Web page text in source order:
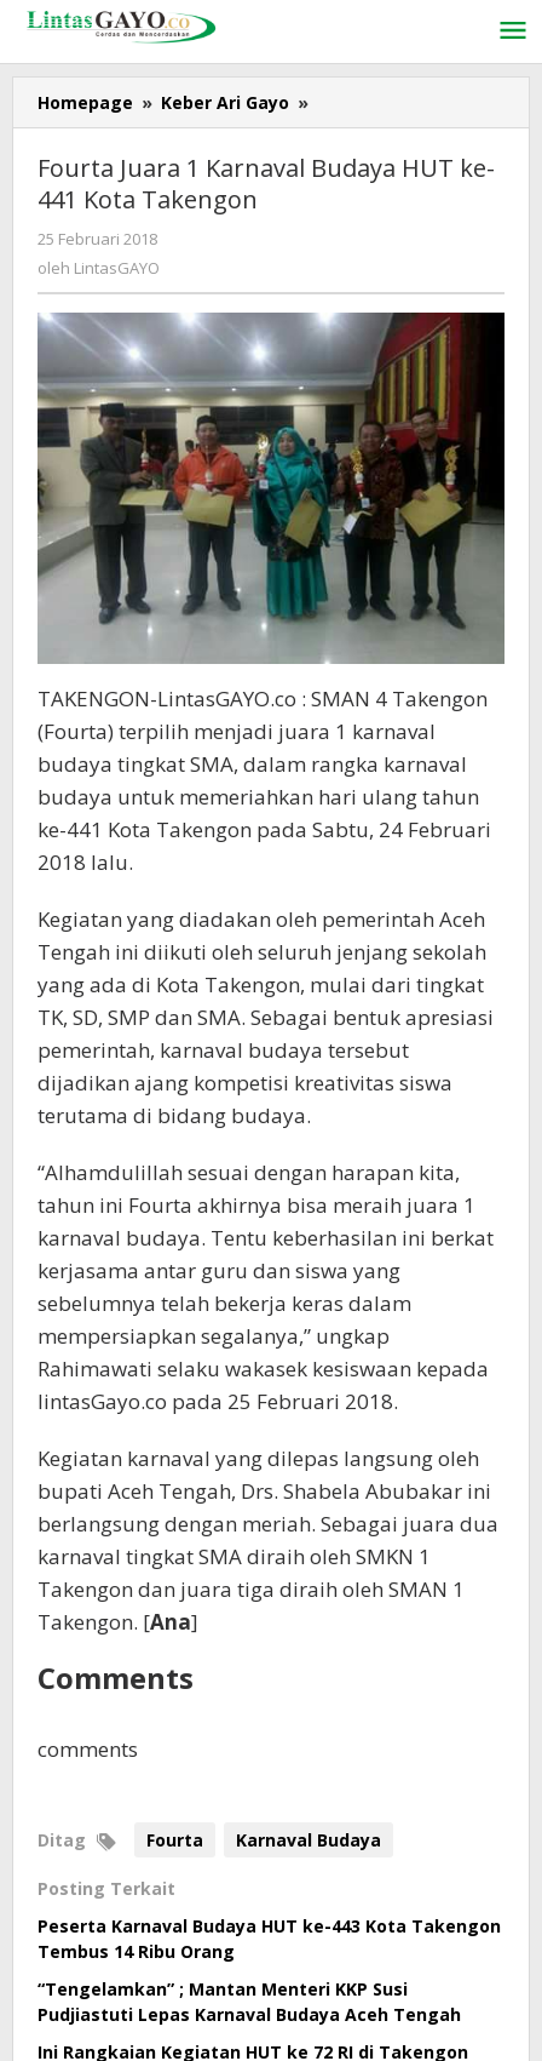
Lewati
konten
Homepage » Keber Ari Gayo »
Juara
Karnaval
Takengon
Fourta Juara 1 Karnaval Budaya HUT ke-
441 Kota Takengon
25 Februari 2018
oleh LintasGAYO
TAKENGON-LintasGAYO.co : SMAN 4 Takengon
(Fourta) terpilih menjadi juara 1 karnaval
budaya tingkat SMA, dalam rangka karnaval
budaya untuk memeriahkan hari ulang tahun
ke-441 Kota Takengon pada Sabtu, 24 Februari
2018 lalu.
Kegiatan yang diadakan oleh pemerintah Aceh
Tengah ini diikuti oleh seluruh jenjang sekolah
yang ada di Kota Takengon, mulai dari tingkat
TK, SD, SMP dan SMA. Sebagai bentuk apresiasi
pemerintah, karnaval budaya tersebut
dijadikan ajang kompetisi kreativitas siswa
terutama di bidang budaya.
“Alhamdulillah sesuai dengan harapan kita,
tahun ini Fourta akhirnya bisa meraih juara 1
karnaval budaya. Tentu keberhasilan ini berkat
kerjasama antar guru dan siswa yang
sebelumnya telah bekerja keras dalam
mempersiapkan segalanya,” ungkap
Rahimawati selaku wakasek kesiswaan kepada
lintasGayo.co pada 25 Februari 2018.
Kegiatan karnaval yang dilepas langsung oleh
bupati Aceh Tengah, Drs. Shabela Abubakar ini
berlangsung dengan meriah. Sebagai juara dua
karnaval tingkat SMA diraih oleh SMKN 1
Takengon dan juara tiga diraih oleh SMAN 1
Takengon. [Ana]
Comments
comments
Ditag Fourta Karnaval Budaya
Posting Terkait
Peserta Karnaval Budaya HUT ke-443 Kota Takengon
Tembus 14 Ribu Orang
“Tengelamkan” ; Mantan Menteri KKP Susi
Pudjiastuti Lepas Karnaval Budaya Aceh Tengah
Ini Rangkaian Kegiatan HUT ke 72 RI di Takengon